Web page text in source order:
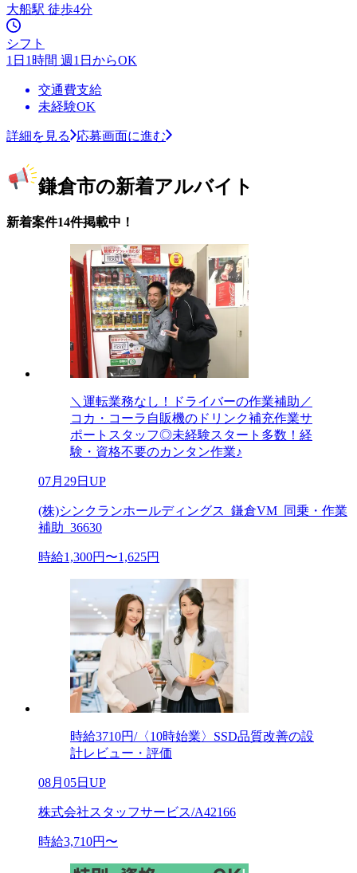
大船駅 徒歩4分
シフト
1日1時間 週1日からOK
交通費支給
未経験OK
詳細を見る 応募画面に進む
鎌倉市の新着アルバイト
新着案件14件掲載中！
＼運転業務なし！ドライバーの作業補助／
コカ・コーラ自販機のドリンク補充作業サ
ポートスタッフ◎未経験スタート多数！経
験・資格不要のカンタン作業♪
07月29日UP
(株)シンクランホールディングス_鎌倉VM_同乗・作業
補助_36630
時給1,300円〜1,625円
時給3710円/〈10時始業〉SSD品質改善の設
計レビュー・評価
08月05日UP
株式会社スタッフサービス/A42166
時給3,710円〜